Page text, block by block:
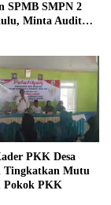
SPMB SMPN 2
Minta Audit
PKK Desa
Tingkatkan Mutu
Pokok PKK